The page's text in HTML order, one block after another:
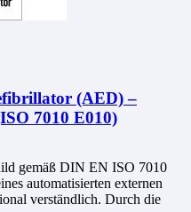
(AED) –
7010 E010)
gemäß DIN EN ISO 7010
automatisierten externen
verständlich. Durch die